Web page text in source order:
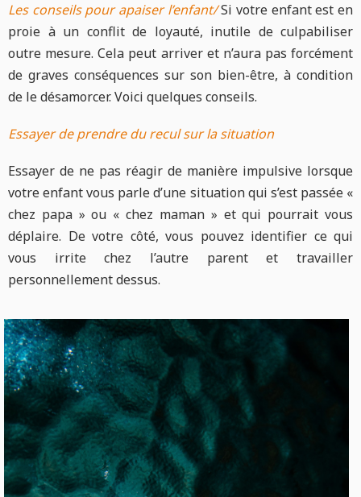
Les conseils pour apaiser l’enfant/Si votre enfant est en
proie à un conflit de loyauté, inutile de culpabiliser
outre mesure. Cela peut arriver et n’aura pas forcément
de graves conséquences sur son bien-être, à condition
de le désamorcer. Voici quelques conseils.
Essayer de prendre du recul sur la situation
Essayer de ne pas réagir de manière impulsive lorsque
votre enfant vous parle d’une situation qui s’est passée «
chez papa » ou « chez maman » et qui pourrait vous
déplaire. De votre côté, vous pouvez identifier ce qui
vous irrite chez l’autre parent et travailler
personnellement dessus.